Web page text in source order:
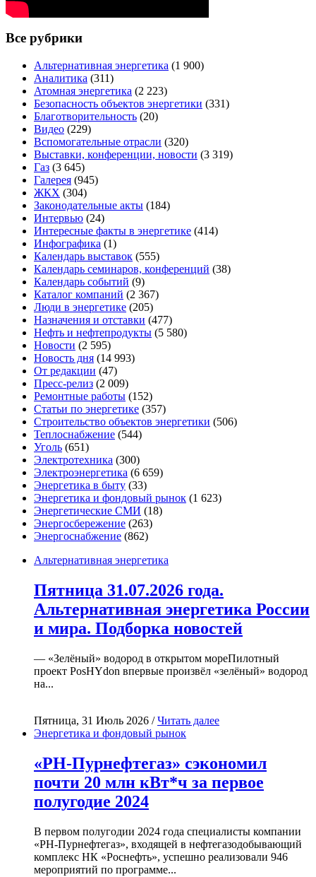
Все рубрики
Альтернативная энергетика (1 900)
Аналитика (311)
Атомная энергетика (2 223)
Безопасность объектов энергетики (331)
Благотворительность (20)
Видео (229)
Вспомогательные отрасли (320)
Выставки, конференции, новости (3 319)
Газ (3 645)
Галерея (945)
ЖКХ (304)
Законодательные акты (184)
Интервью (24)
Интересные факты в энергетике (414)
Инфографика (1)
Календарь выставок (555)
Календарь семинаров, конференций (38)
Календарь событий (9)
Каталог компаний (2 367)
Люди в энергетике (205)
Назначения и отставки (477)
Нефть и нефтепродукты (5 580)
Новости (2 595)
Новость дня (14 993)
От редакции (47)
Пресс-релиз (2 009)
Ремонтные работы (152)
Статьи по энергетике (357)
Строительство объектов энергетики (506)
Теплоснабжение (544)
Уголь (651)
Электротехника (300)
Электроэнергетика (6 659)
Энергетика в быту (33)
Энергетика и фондовый рынок (1 623)
Энергетические СМИ (18)
Энергосбережение (263)
Энергоснабжение (862)
Альтернативная энергетика
Пятница 31.07.2026 года.
Альтернативная энергетика России
и мира. Подборка новостей
— «Зелёный» водород в открытом мореПилотный
проект PosHYdon впервые произвёл «зелёный» водород
на...
Пятница, 31 Июль 2026 /Читать далее
Энергетика и фондовый рынок
«РН-Пурнефтегаз» сэкономил
почти 20 млн кВт*ч за первое
полугодие 2024
В первом полугодии 2024 года специалисты компании
«РН-Пурнефтегаз», входящей в нефтегазодобывающий
комплекс НК «Роснефть», успешно реализовали 946
мероприятий по программе...